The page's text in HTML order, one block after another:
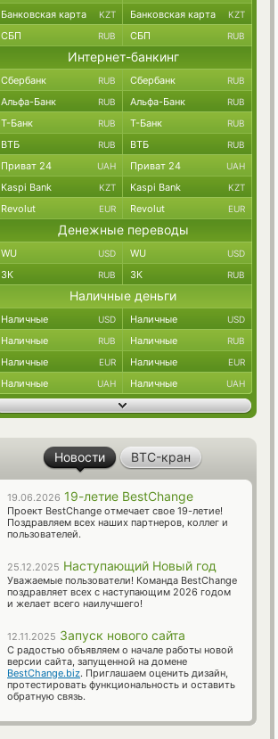
Банковская карта KZT Банковская карта KZT
СБП RUB СБП RUB
Интернет-банкинг
Сбербанк RUB Сбербанк RUB
Альфа-Банк RUB Альфа-Банк RUB
Т-Банк RUB Т-Банк RUB
ВТБ RUB ВТБ RUB
Приват 24 UAH Приват 24 UAH
Kaspi Bank KZT Kaspi Bank KZT
Revolut EUR Revolut EUR
Денежные переводы
WU USD WU USD
ЗК RUB ЗК RUB
Наличные деньги
Наличные USD Наличные USD
Наличные RUB Наличные RUB
Наличные EUR Наличные EUR
Наличные UAH Наличные UAH
Новости BTC-кран
19.06.2026 19-летие BestChange
Проект BestChange отмечает свое 19-летие!
Поздравляем всех наших партнеров, коллег и
пользователей.
25.12.2025 Наступающий Новый год
Уважаемые пользователи! Команда BestChange
поздравляет всех с наступающим 2026 годом
и желает всего наилучшего!
12.11.2025 Запуск нового сайта
С радостью объявляем о начале работы новой
версии сайта, запущенной на домене
BestChange.biz. Приглашаем оценить дизайн,
протестировать функциональность и оставить
обратную связь.